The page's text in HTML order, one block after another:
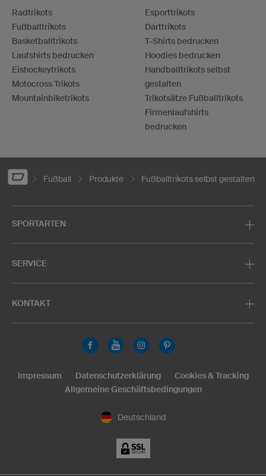
Radtrikots
Fußballtrikots
Basketballtrikots
Laufshirts bedrucken
Eishockeytrikots
Motocross Trikots
Mountainbiketrikots
Esporttrikots
Darttrikots
T-Shirts bedrucken
Hoodies bedrucken
Handballtrikots selbst
gestalten
Trikotsätze Fußballtrikots
Firmenlaufshirts
bedrucken
Fußball Produkte Fußballtrikots selbst gestalten
SPORTARTEN
SERVICE
KONTAKT
Deutschland
Impressum Datenschutzerklärung
Cookies & Tracking
Allgemeine Geschäftsbedingungen